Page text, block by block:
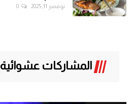
نوفمبر 11, 2025 0
المشاركات عشوائية